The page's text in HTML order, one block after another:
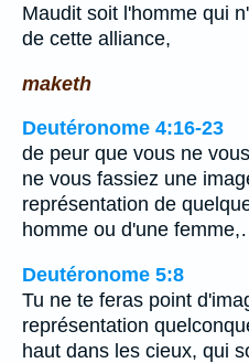
Maudit soit l'homme qui
de cette alliance,
maketh
Deutéronome 4:16-23
de peur que vous ne
ne vous fassiez une
représentation de
homme ou d'une
Deutéronome 5:8
Tu ne te feras point
représentation
haut dans les cieux, qui